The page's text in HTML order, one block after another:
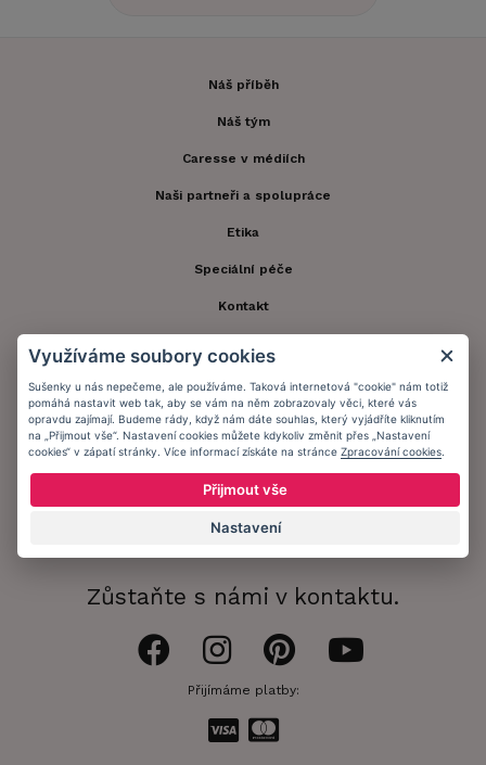
Náš příběh
Náš tým
Caresse v médiích
Naši partneři a spolupráce
Etika
Speciální péče
Kontakt
Registrace zákazníka
Doprava a platba
Obchodní podmínky
Ochrana osobních údajů
Informační memorandum
Zůstaňte s námi v kontaktu.
Přijímáme platby:
Využíváme soubory cookies
Sušenky u nás nepečeme, ale používáme. Taková internetová "cookie" nám totiž
pomáhá nastavit web tak, aby se vám na něm zobrazovaly věci, které vás
opravdu zajímají. Budeme rády, když nám dáte souhlas, který vyjádříte kliknutím
na „Přijmout vše“. Nastavení cookies můžete kdykoliv změnit přes „Nastavení
cookies“ v zápatí stránky. Více informací získáte na stránce Zpracování cookies.
Přijmout vše
Nastavení